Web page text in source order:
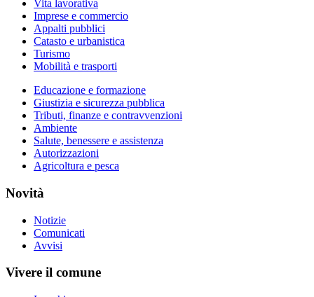
Vita lavorativa
Imprese e commercio
Appalti pubblici
Catasto e urbanistica
Turismo
Mobilità e trasporti
Educazione e formazione
Giustizia e sicurezza pubblica
Tributi, finanze e contravvenzioni
Ambiente
Salute, benessere e assistenza
Autorizzazioni
Agricoltura e pesca
Novità
Notizie
Comunicati
Avvisi
Vivere il comune